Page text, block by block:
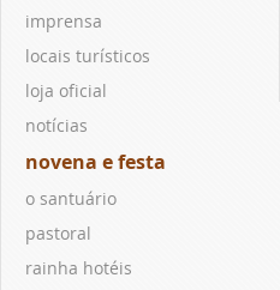
imprensa
locais turísticos
loja oficial
notícias
novena e festa
o santuário
pastoral
rainha hotéis